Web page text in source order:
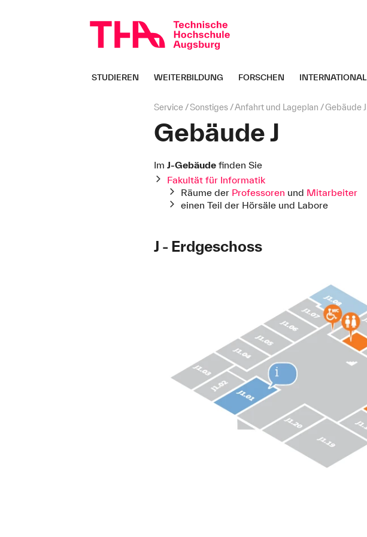
überspringen
STUDIEREN WEITERBILDUNG FORSCHEN INTERNATIONAL
Seitenpfad:
Service Sonstiges Anfahrt und Lageplan Gebäude J
Gebäude J
ImJ-Gebäude finden Sie
Fakultät für Informatik
Räume der Professoren und Mitarbeiter
einen Teil der Hörsäle und Labore
J - Erdgeschoss